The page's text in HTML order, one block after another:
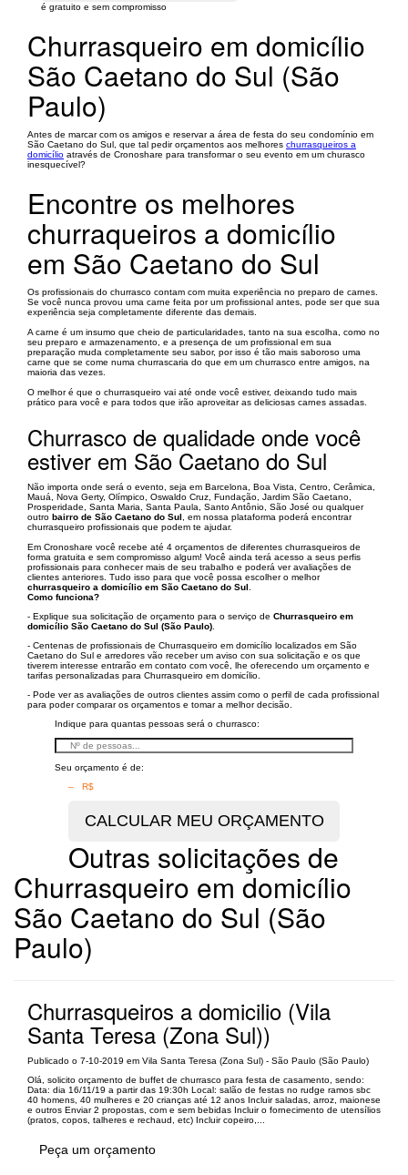
é gratuito e sem compromisso
Churrasqueiro em domicílio
São Caetano do Sul (São
Paulo)
Antes de marcar com os amigos e reservar a área de festa do seu condomínio em
São Caetano do Sul, que tal pedir orçamentos aos melhores churrasqueiros a
domicílio através de Cronoshare para transformar o seu evento em um churasco
inesquecível?
Encontre os melhores
churraqueiros a domicílio
em São Caetano do Sul
Os profissionais do churrasco contam com muita experiência no preparo de carnes.
Se você nunca provou uma carne feita por um profissional antes, pode ser que sua
experiência seja completamente diferente das demais.
A carne é um insumo que cheio de particularidades, tanto na sua escolha, como no
seu preparo e armazenamento, e a presença de um profissional em sua
preparação muda completamente seu sabor, por isso é tão mais saboroso uma
carne que se come numa churrascaria do que em um churrasco entre amigos, na
maioria das vezes.
O melhor é que o churrasqueiro vai até onde você estiver, deixando tudo mais
prático para você e para todos que irão aproveitar as deliciosas carnes assadas.
Churrasco de qualidade onde você
estiver em São Caetano do Sul
Não importa onde será o evento, seja em Barcelona, Boa Vista, Centro, Cerâmica,
Mauá, Nova Gerty, Olímpico, Oswaldo Cruz, Fundação, Jardim São Caetano,
Prosperidade, Santa Maria, Santa Paula, Santo Antônio, São José ou qualquer
outro bairro de São Caetano do Sul , em nossa plataforma poderá encontrar
churrasqueiro profissionais que podem te ajudar.
Em Cronoshare você recebe até 4 orçamentos de diferentes churrasqueiros de
forma gratuita e sem compromisso algum! Você ainda terá acesso a seus perfis
profissionais para conhecer mais de seu trabalho e poderá ver avaliações de
clientes anteriores. Tudo isso para que você possa escolher o melhor
churrasqueiro a domicílio em São Caetano do Sul
Como funciona?
- Explique sua solicitação de orçamento para o serviço de Churrasqueiro em
domicílio São Caetano do Sul (São Paulo)
- Centenas de profissionais de Churrasqueiro em domicílio localizados em São
Caetano do Sul e arredores vão receber um aviso con sua solicitação e os que
tiverem interesse entrarão em contato com você, lhe oferecendo um orçamento e
tarifas personalizadas para Churrasqueiro em domicílio.
- Pode ver as avaliações de outros clientes assim como o perfil de cada profissional
para poder comparar os orçamentos e tomar a melhor decisão.
Indique para quantas pessoas será o churrasco:
Seu orçamento é de:
– R$
Outras solicitações de
Churrasqueiro em domicílio
São Caetano do Sul (São
Paulo)
Churrasqueiros a domicilio (Vila
Santa Teresa (Zona Sul))
Publicado o 7-10-2019 em Vila Santa Teresa (Zona Sul) - São Paulo (São Paulo)
Olá, solicito orçamento de buffet de churrasco para festa de casamento, sendo:
Data: dia 16/11/19 a partir das 19:30h Local: salão de festas no rudge ramos sbc
40 homens, 40 mulheres e 20 crianças até 12 anos Incluir saladas, arroz, maionese
e outros Enviar 2 propostas, com e sem bebidas Incluir o fornecimento de utensílios
(pratos, copos, talheres e rechaud, etc) Incluir copeiro,...
Peça um orçamento